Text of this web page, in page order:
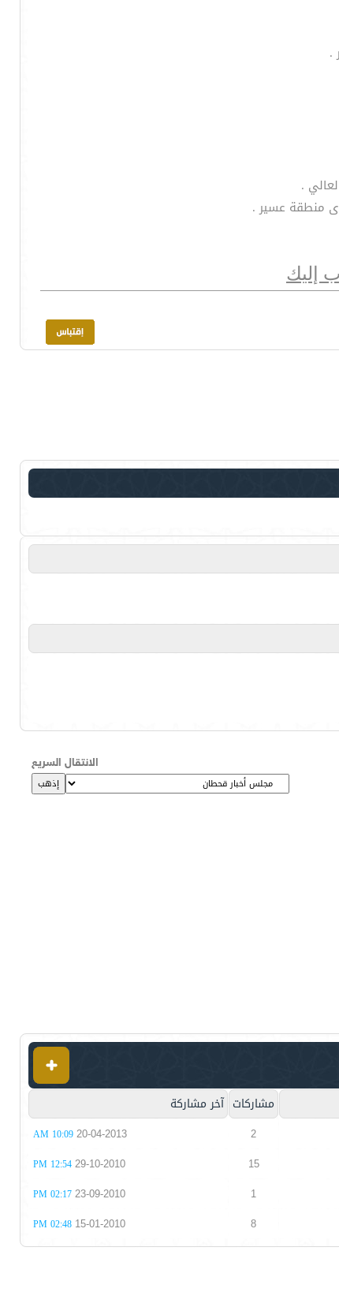
.
.
منطقة عسير .
إليك
الانتقال السريع
مشاركات آخر مشاركة
2
20-04-2013
10:09 AM
15
29-10-2010
12:54 PM
1
23-09-2010
02:17 PM
8
15-01-2010
02:48 PM